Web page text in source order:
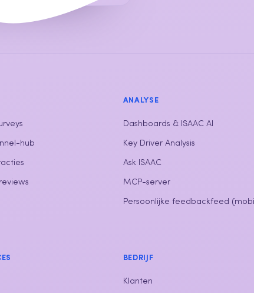
hub
ANALYSE
Dashboards & ISAAC AI
Key Driver Analysis
Ask ISAAC
MCP-server
Persoonlijke feedbackfeed
BEDRIJF
Klanten